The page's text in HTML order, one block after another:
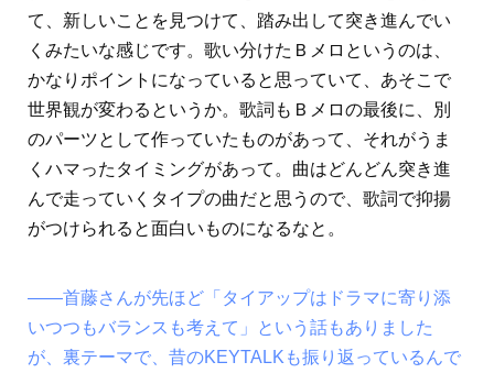
て、新しいことを見つけて、踏み出して突き進んでい
くみたいな感じです。歌い分けたＢメロというのは、
かなりポイントになっていると思っていて、あそこで
世界観が変わるというか。歌詞もＢメロの最後に、別
のパーツとして作っていたものがあって、それがうま
くハマったタイミングがあって。曲はどんどん突き進
んで走っていくタイプの曲だと思うので、歌詞で抑揚
がつけられると面白いものになるなと。
――首藤さんが先ほど「タイアップはドラマに寄り添
いつつもバランスも考えて」という話もありました
が、裏テーマで、昔のKEYTALKも振り返っているんで